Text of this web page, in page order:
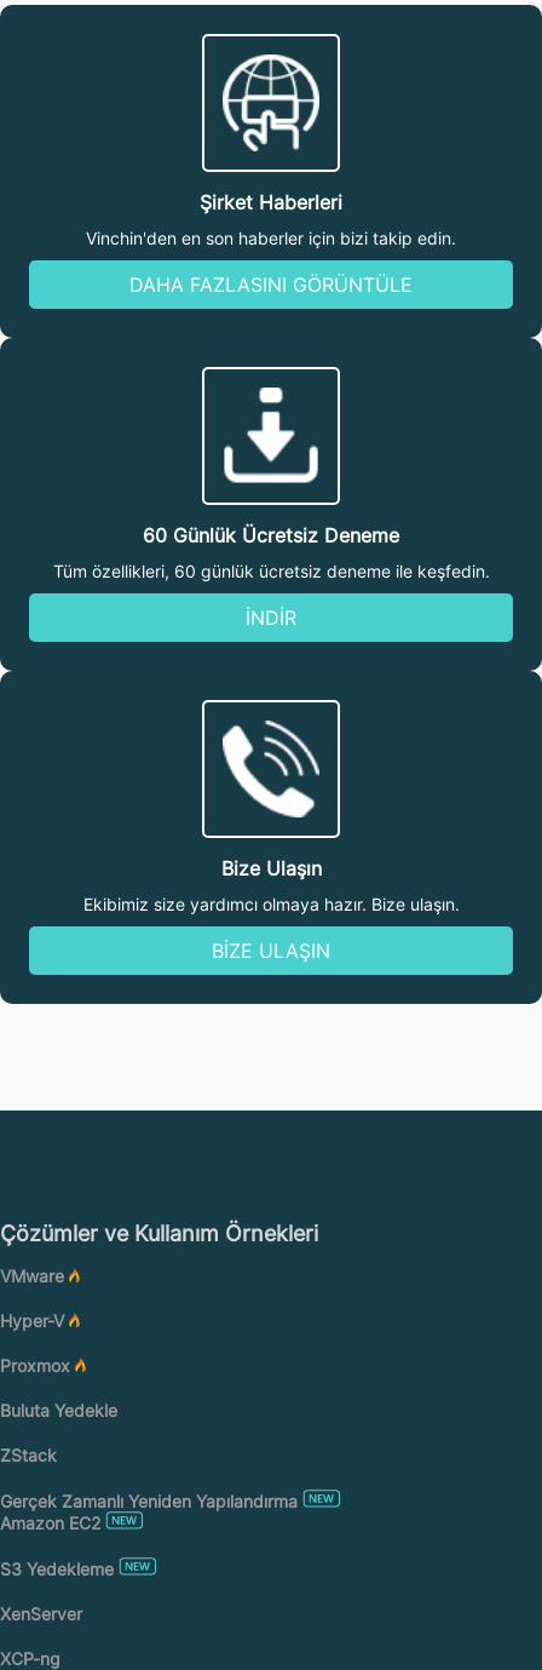
Şirket Haberleri
Vinchin'den en son haberler için bizi takip edin.
DAHA FAZLASINI GÖRÜNTÜLE
60 Günlük Ücretsiz Deneme
Tüm özellikleri, 60 günlük ücretsiz deneme ile keşfedin.
İNDİR
Bize Ulaşın
Ekibimiz size yardımcı olmaya hazır. Bize ulaşın.
BİZE ULAŞIN
Çözümler ve Kullanım Örnekleri
VMware
Hyper-V
Proxmox
Buluta Yedekle
ZStack
Gerçek Zamanlı Yeniden Yapılandırma
Amazon EC2
S3 Yedekleme
XenServer
XCP-ng